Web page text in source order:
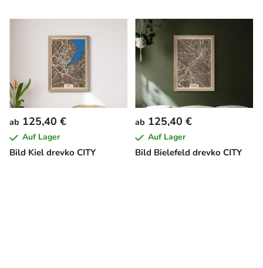
Bild Kiel drevko CITY
ab 125,40 €
Auf Lager
Bild Bielefeld drevko CITY
ab 125,40 €
Auf Lager